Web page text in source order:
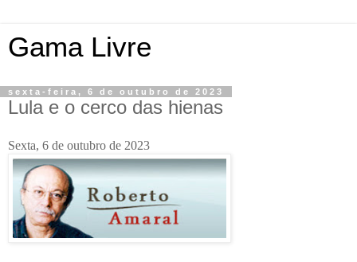
Gama Livre
sexta-feira, 6 de outubro de 2023
Lula e o cerco das hienas
Sexta, 6 de outubro de 2023